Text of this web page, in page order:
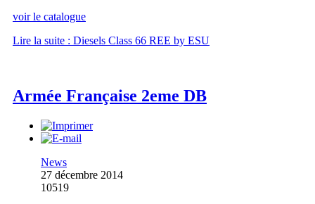
voir le catalogue
Lire la suite : Diesels Class 66 REE by ESU
Armée Française 2eme DB
News
27 décembre 2014
10519